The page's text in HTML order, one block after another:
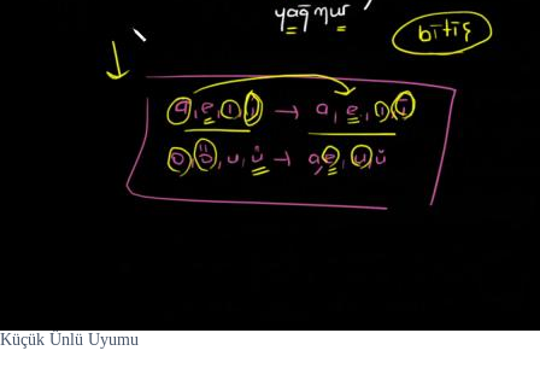
Küçük Ünlü Uyumu